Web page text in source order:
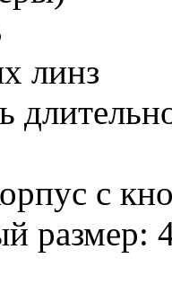
линз
с
размер: